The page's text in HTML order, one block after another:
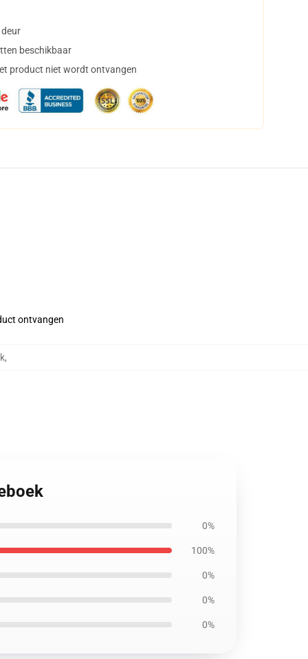
beschikbaar
product niet wordt ontvangen
ontvangen
,
0%
100%
0%
0%
0%